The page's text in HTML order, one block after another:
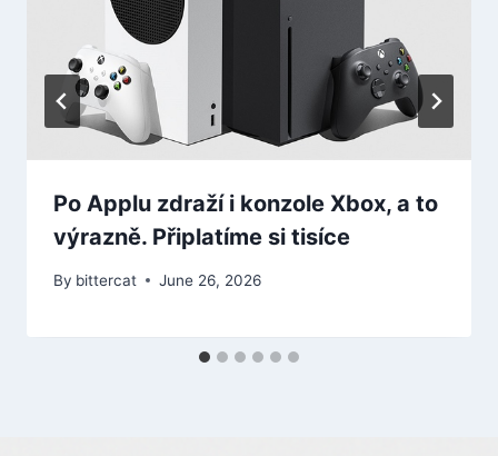
Po Applu zdraží i konzole Xbox, a to
výrazně. Připlatíme si tisíce
By bittercat June 26, 2026